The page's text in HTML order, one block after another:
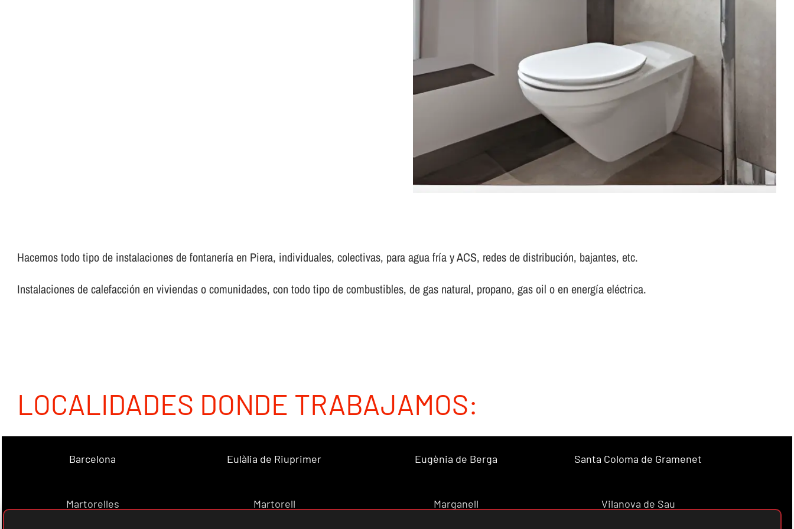
Hacemos todo tipo de instalaciones de fontanerí­a en Piera, individuales, colectivas, para agua frí­a y ACS, redes de distribución, bajantes, etc.
Instalaciones de calefacción en viviendas o comunidades, con todo tipo de combustibles, de gas natural, propano, gas oil o en energí­a eléctrica.
LOCALIDADES DONDE TRABAJAMOS:
Barcelona Eulàlia de Riuprimer Eugènia de Berga Santa Coloma de Gramenet
Martorelles Martorell Marganell Vilanova de Sau